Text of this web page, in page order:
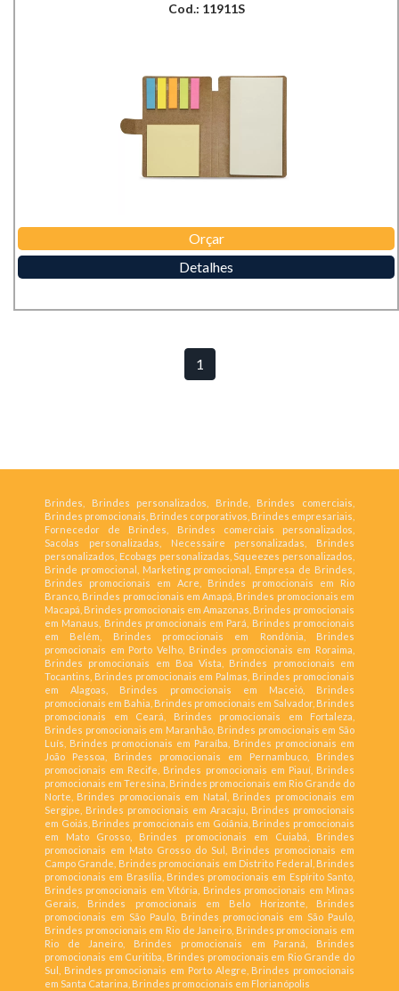
Cod.: 11911S
Orçar
Detalhes
1
Brindes, Brindes personalizados, Brinde, Brindes comerciais,
Brindes promocionais, Brindes corporativos, Brindes empresariais,
Fornecedor de Brindes, Brindes comerciais personalizados,
Sacolas personalizadas, Necessaire personalizadas, Brindes
personalizados, Ecobags personalizadas, Squeezes personalizados,
Brinde promocional, Marketing promocional, Empresa de Brindes,
Brindes promocionais em Acre, Brindes promocionais em Rio
Branco, Brindes promocionais em Amapá, Brindes promocionais em
Macapá, Brindes promocionais em Amazonas, Brindes promocionais
em Manaus, Brindes promocionais em Pará, Brindes promocionais
em Belém, Brindes promocionais em Rondônia, Brindes
promocionais em Porto Velho, Brindes promocionais em Roraima,
Brindes promocionais em Boa Vista, Brindes promocionais em
Tocantins, Brindes promocionais em Palmas, Brindes promocionais
em Alagoas, Brindes promocionais em Maceió, Brindes
promocionais em Bahia, Brindes promocionais em Salvador, Brindes
promocionais em Ceará, Brindes promocionais em Fortaleza,
Brindes promocionais em Maranhão, Brindes promocionais em São
Luís, Brindes promocionais em Paraíba, Brindes promocionais em
João Pessoa, Brindes promocionais em Pernambuco, Brindes
promocionais em Recife, Brindes promocionais em Piauí, Brindes
promocionais em Teresina, Brindes promocionais em Rio Grande do
Norte, Brindes promocionais em Natal, Brindes promocionais em
Sergipe, Brindes promocionais em Aracaju, Brindes promocionais
em Goiás, Brindes promocionais em Goiânia, Brindes promocionais
em Mato Grosso, Brindes promocionais em Cuiabá, Brindes
promocionais em Mato Grosso do Sul, Brindes promocionais em
Campo Grande, Brindes promocionais em Distrito Federal, Brindes
promocionais em Brasília, Brindes promocionais em Espírito Santo,
Brindes promocionais em Vitória, Brindes promocionais em Minas
Gerais, Brindes promocionais em Belo Horizonte, Brindes
promocionais em São Paulo, Brindes promocionais em São Paulo,
Brindes promocionais em Rio de Janeiro, Brindes promocionais em
Rio de Janeiro, Brindes promocionais em Paraná, Brindes
promocionais em Curitiba, Brindes promocionais em Rio Grande do
Sul, Brindes promocionais em Porto Alegre, Brindes promocionais
em Santa Catarina, Brindes promocionais em Florianópolis